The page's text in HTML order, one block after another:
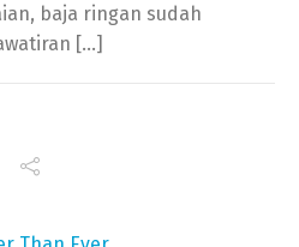
baja ringan sudah
[…]